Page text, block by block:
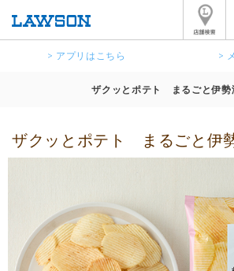
> アプリはこちら >
ザクッとポテト まるごと伊勢
ザクッとポテト まるごと伊